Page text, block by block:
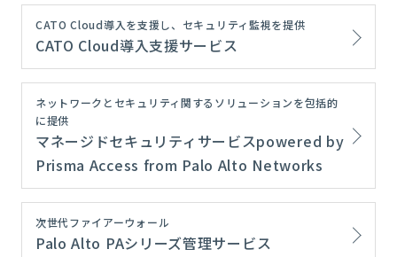
CATO Cloud導入を支援し、セキュリティ監視を提供
CATO Cloud導入支援サービス
ネットワークとセキュリティ関するソリューションを包括的
に提供
マネージドセキュリティサービスpowered by
Prisma Access from Palo Alto Networks
次世代ファイアーウォール
Palo Alto PAシリーズ管理サービス